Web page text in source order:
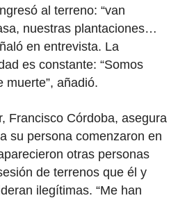
al terreno: “van
nuestras plantaciones…
en entrevista. La
es constante: “Somos
muerte”, añadió.
Francisco Córdoba, asegura
su persona comenzaron en
otras personas
de terrenos que él y
ilegítimas. “Me han